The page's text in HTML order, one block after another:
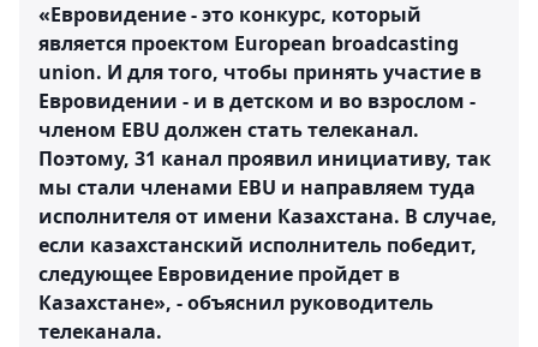
«Евровидение - это конкурс, который
является проектом European broadcasting
union. И для того, чтобы принять участие в
Евровидении - и в детском и во взрослом -
членом EBU должен стать телеканал.
Поэтому, 31 канал проявил инициативу, так
мы стали членами EBU и направляем туда
исполнителя от имени Казахстана. В случае,
если казахстанский исполнитель победит,
следующее Евровидение пройдет в
Казахстане», - объяснил руководитель
телеканала.